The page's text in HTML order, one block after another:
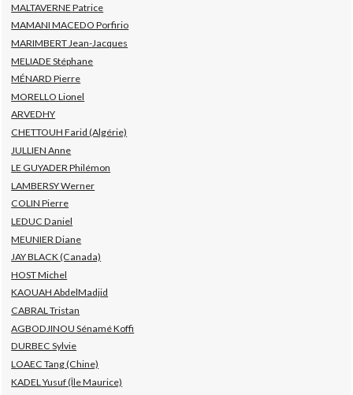
MALTAVERNE Patrice
MAMANI MACEDO Porfirio
MARIMBERT Jean-Jacques
MELIADE Stéphane
MÉNARD Pierre
MORELLO Lionel
ARVEDHY
CHETTOUH Farid (Algérie)
JULLIEN Anne
LE GUYADER Philémon
LAMBERSY Werner
COLIN Pierre
LEDUC Daniel
MEUNIER Diane
JAY BLACK (Canada)
HOST Michel
KAOUAH AbdelMadjid
CABRAL Tristan
AGBODJINOU Sénamé Koffi
DURBEC Sylvie
LOAEC Tang (Chine)
KADEL Yusuf (Île Maurice)